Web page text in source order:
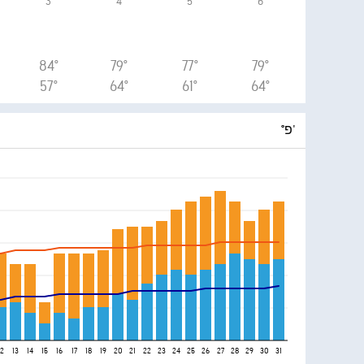
84°
57°
79°
64°
77°
61°
79°
64°
°פ'
13 14 15 16 17 18 19 20 21 22 23 24 25 26 27 28 29 30 31